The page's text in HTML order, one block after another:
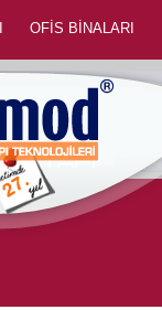
OFİS BİNALARI